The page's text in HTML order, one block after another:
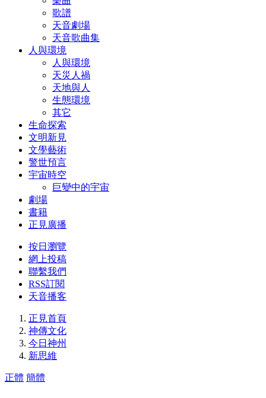
歌譜
天音劇場
天音歌曲集
人與環境
人與環境
天災人禍
天地與人
生態環境
其它
生命探索
文明新見
文學藝術
警世預言
宇宙時空
巨變中的宇宙
劇場
書籍
正見廣播
按日瀏覽
網上投稿
聯繫我們
RSS訂閱
天音播客
正見首頁
神傳文化
今日神州
新思維
正體 簡體